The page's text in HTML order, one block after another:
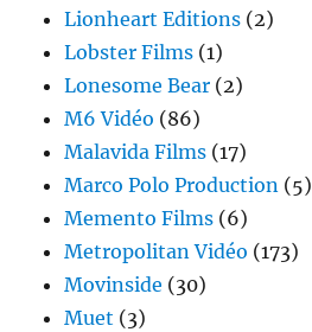
Lionheart Editions (2)
Lobster Films (1)
Lonesome Bear (2)
M6 Vidéo (86)
Malavida Films (17)
Marco Polo Production (5)
Memento Films (6)
Metropolitan Vidéo (173)
Movinside (30)
Muet (3)